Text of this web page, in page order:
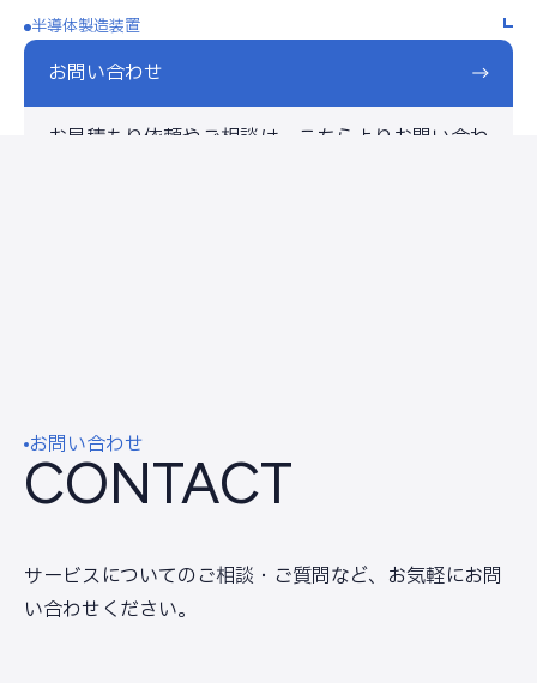
半導体製造装置
お問い合わせ
お見積もり依頼やご相談は、こちらよりお問い合わ
お問い合わせ
CONTACT
サービスについてのご相談・ご質問など、 お気軽にお問
い合わせください。